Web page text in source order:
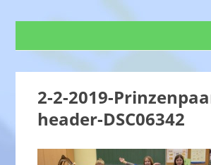
2-2-2019-
header-DSC06342